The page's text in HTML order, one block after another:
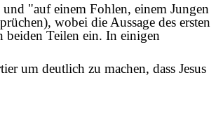
"auf einem Fohlen, einem Jungen
wobei die Aussage des ersten
beiden Teilen ein. In einigen
um deutlich zu machen, dass Jesus